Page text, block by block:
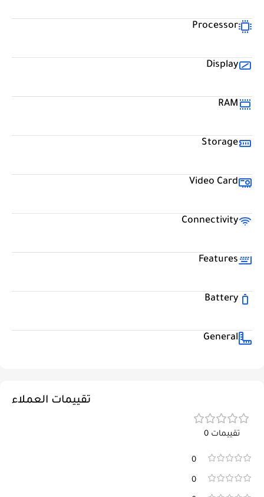
Processor
Display
RAM
Storage
Video Card
Connectivity
Features
Battery
General
تقييمات العملاء
تقييمات 0
0
0